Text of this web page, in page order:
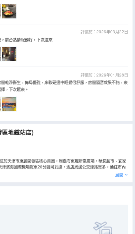
評價於：2026年03月22日
前台熱情服務好，下次還來
評價於：2026年01月28日
乾淨衞生，佈局優雅，床軟硬適中睡覺很舒服，房間隔音效果不錯，來
，下次還來。
地鐵站店)
於天津市東麗開發區核心商圈，周邊有東麗新業廣場，華潤超市、宜家
濱海國際機場駕車20分鐘可到達，酒店周邊公交線路眾多，通往市內
錦江酒店集團，是集住宿、餐廳、會議為一體的綜合性中高端商務酒
用專線光纖；另配有星級助眠床墊軟硬適中，護脊安眠；3秒速熱的熱
展開